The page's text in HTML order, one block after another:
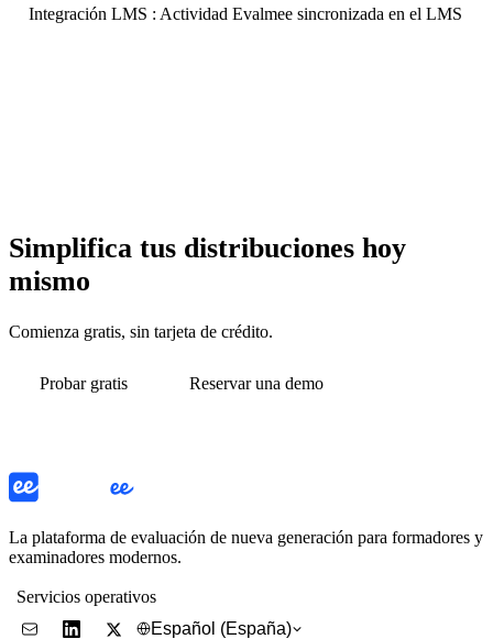
Integración LMS : Actividad Evalmee sincronizada en el LMS
Simplifica tus distribuciones hoy
mismo
Comienza gratis, sin tarjeta de crédito.
Probar gratis Reservar una demo
La plataforma de evaluación de nueva generación para formadores y
examinadores modernos.
Servicios operativos
Español (España)